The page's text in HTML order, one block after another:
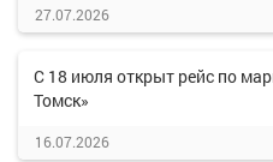
27.07.2026
С 18 июля открыт рейс по
Томск»
16.07.2026